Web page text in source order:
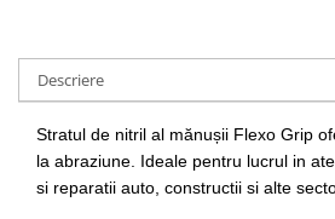
Descriere
Stratul de nitril al mănușii Flexo Grip
la abraziune. Ideale pentru lucrul in
si reparatii auto, constructii si alte